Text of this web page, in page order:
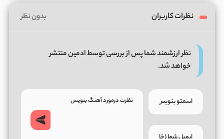
نظرات کاربران بدون نظر
نظر ارزشمند شما پس از بررسی توسط ادمین منتشر
خواهد شد.